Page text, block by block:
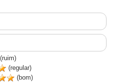
(ruim)
(regular)
(bom)